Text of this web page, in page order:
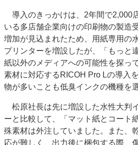
導入のきっかけは、2年間で2,000
いる多店舗企業向けの印刷物の製造
増加が見込まれたため、用紙専用の
プリンターを増設したが、「もっと
紙以外のメディアへの可能性を探っ
素材に対応するRICOH Pro Lの導入
物が多いことも低臭インクの機種を
松原社長は先に増設した水性大判
ーと比較して、「マット紙とコート
殊素材は外注していました。また、
応が難しく、出力後に梱包する際、